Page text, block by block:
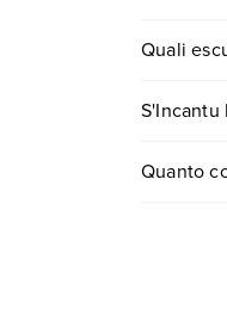
Scopri
Quali
Scopri
Quanto